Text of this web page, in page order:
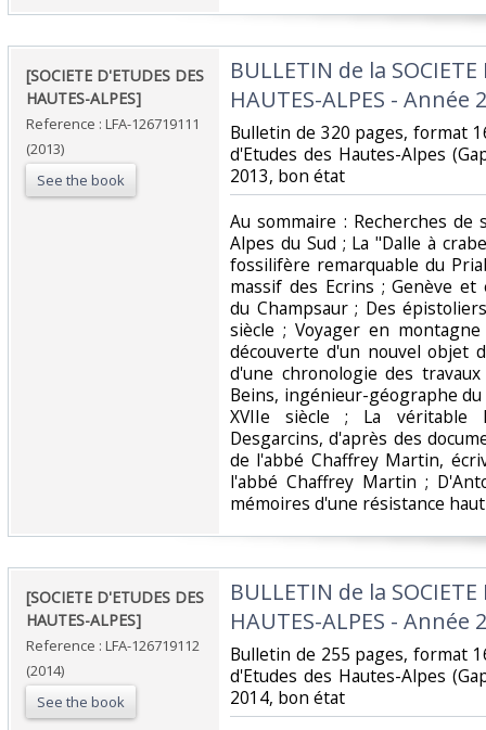
‎[SOCIETE D'ETUDES DES
HAUTES-ALPES] ‎
Reference : LFA-126719111
(2013)
See the book
‎BULLETIN de la SOCIETE
HAUTES-ALPES - Année
‎Bulletin de 320 pages, format
d'Etudes des Hautes-Alpes
2013, bon état‎
‎Au sommaire : Recherches
Alpes du Sud ; La "Dalle à
fossilifère remarquable du
massif des Ecrins ; Genève
du Champsaur ; Des
siècle ; Voyager en
découverte d'un nouvel objet
d'une chronologie des
Beins, ingénieur-géographe
XVIIe siècle ; La véritable
Desgarcins, d'après des
de l'abbé Chaffrey Martin,
l'abbé Chaffrey Martin ;
mémoires d'une résistance
‎[SOCIETE D'ETUDES DES
HAUTES-ALPES] ‎
Reference : LFA-126719112
(2014)
See the book
‎BULLETIN de la SOCIETE
HAUTES-ALPES - Année
‎Bulletin de 255 pages, format
d'Etudes des Hautes-Alpes
2014, bon état‎